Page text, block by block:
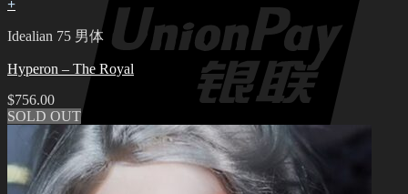
+
Idealian 75 男体
Hyperon – The Royal
$756.00
SOLD OUT